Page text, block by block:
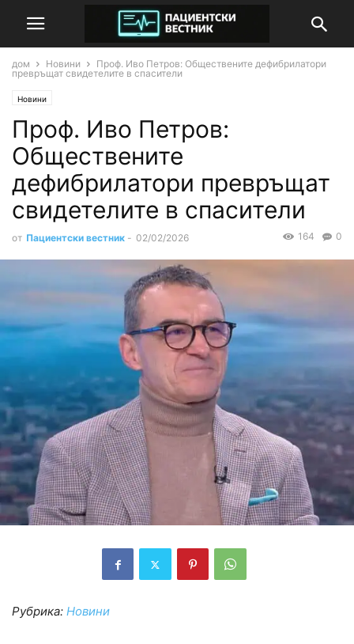
дом Новини
Проф. Иво Петров: Обществените дефибрилатори
превръщат свидетелите в спасители
Новини
Проф. Иво Петров:
Обществените
дефибрилатори превръщат
свидетелите в спасители
от Пациентски вестник - 02/02/2026 0
164
Рубрика: Новини